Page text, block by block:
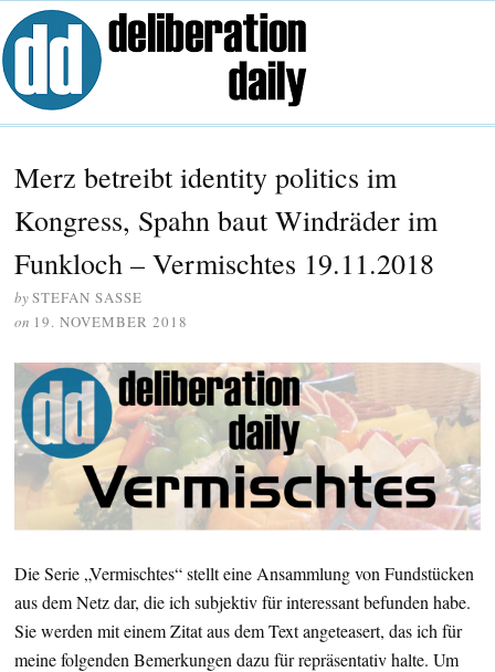
Merz betreibt identity politics im
Kongress, Spahn baut Windräder im
Funkloch – Vermischtes 19.11.2018
bySTEFAN SASSE
on 19. NOVEMBER 2018
Die Serie „Vermischtes“ stellt eine Ansammlung von Fundstücken
aus dem Netz dar, die ich subjektiv für interessant befunden habe.
Sie werden mit einem Zitat aus dem Text angeteasert, das ich für
meine folgenden Bemerkungen dazu für repräsentativ halte. Um